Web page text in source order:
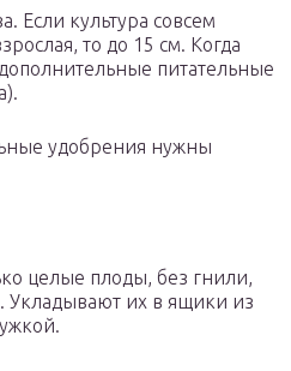
Если культура совсем
то до 15 см. Когда
питательные
удобрения нужны
целые плоды, без гнили,
их в ящики из